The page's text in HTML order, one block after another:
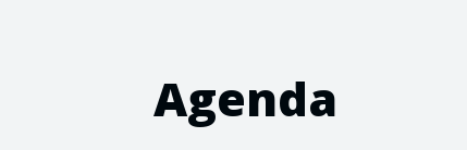
Agenda